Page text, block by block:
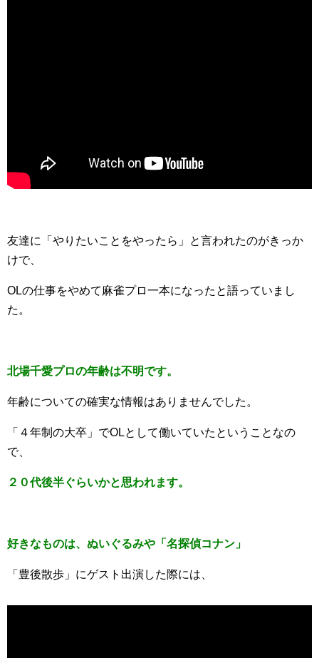
友達に「やりたいことをやったら」と言われたのがきっか
けで、
OLの仕事をやめて麻雀プロ一本になったと語っていまし
た。
北場千愛プロの年齢は不明です。
年齢についての確実な情報はありませんでした。
「４年制の大卒」でOLとして働いていたということなの
で、
２０代後半ぐらいかと思われます。
好きなものは、ぬいぐるみや「名探偵コナン」
「豊後散歩」にゲスト出演した際には、